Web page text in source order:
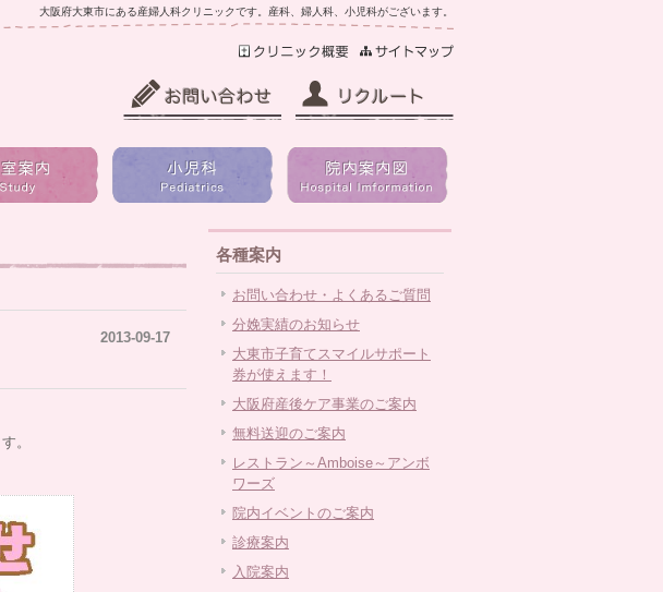
大阪府大東市にある産婦人科クリニックです。産科、婦人科、小児科がございます。
2013-09-17
。
各種案内
お問い合わせ・よくあるご質問
分娩実績のお知らせ
大東市子育てスマイルサポート
券が使えます！
大阪府産後ケア事業のご案内
無料送迎のご案内
レストラン～Amboise～アンボ
ワーズ
院内イベントのご案内
診療案内
入院案内